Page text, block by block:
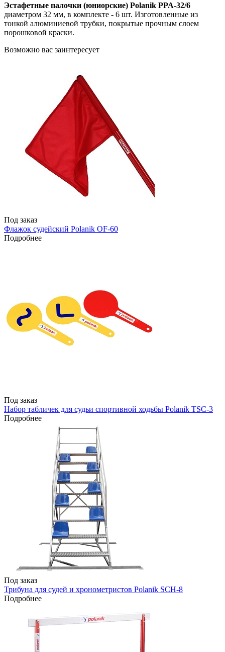
Эстафетные палочки (юниорские) Polanik PPA-32/6
диаметром 32 мм, в комплекте - 6 шт. Изготовленные из
тонкой алюминиевой трубки, покрытые прочным слоем
порошковой краски.
Возможно вас заинтересует
Под заказ
Флажок судейский Polanik OF-60
Подробнее
Под заказ
Набор табличек для судьи спортивной ходьбы Polanik TSC-3
Подробнее
Под заказ
Трибуна для судей и хронометристов Polanik SCH-8
Подробнее